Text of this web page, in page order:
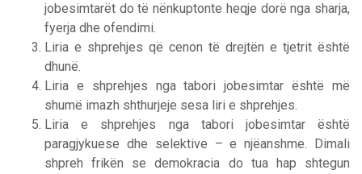
jobesimtarët do të nënkuptonte heqje dorë nga sharja,
fyerja dhe ofendimi.
Liria e shprehjes që cenon të drejtën e tjetrit është
dhunë.
Liria e shprehjes nga tabori jobesimtar është më
shumë imazh shthurjeje sesa liri e shprehjes.
Liria e shprehjes nga tabori jobesimtar është
paragjykuese dhe selektive – e njëanshme. Dimali
shpreh frikën se demokracia do tua hap shtegun